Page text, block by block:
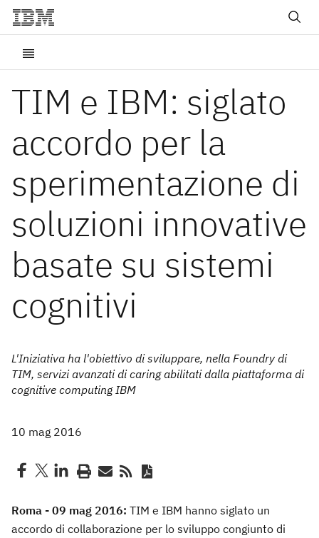
TIM e IBM: siglato
accordo per la
sperimentazione di
soluzioni innovative
basate su sistemi
cognitivi
L'Iniziativa ha l'obiettivo di sviluppare, nella Foundry di
TIM, servizi avanzati di caring abilitati dalla piattaforma di
cognitive computing IBM
10 mag 2016
Roma - 09 mag 2016: TIM e IBM hanno siglato un
accordo di collaborazione per lo sviluppo congiunto di